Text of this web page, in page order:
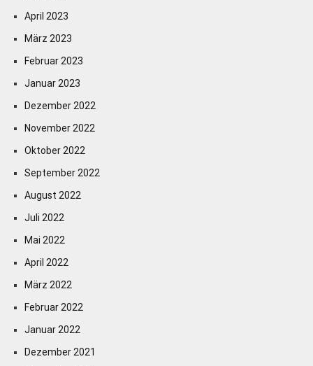
April 2023
März 2023
Februar 2023
Januar 2023
Dezember 2022
November 2022
Oktober 2022
September 2022
August 2022
Juli 2022
Mai 2022
April 2022
März 2022
Februar 2022
Januar 2022
Dezember 2021